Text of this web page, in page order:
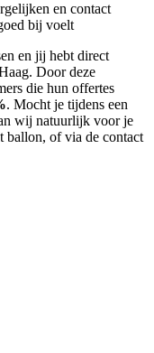
en contact
bij voelt
en jij hebt direct
Door deze
die hun offertes
. Mocht je tijdens een
wij natuurlijk voor je
ballon, of via de contact